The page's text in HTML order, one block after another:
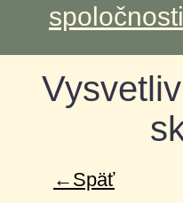
spoločnosti
←Späť